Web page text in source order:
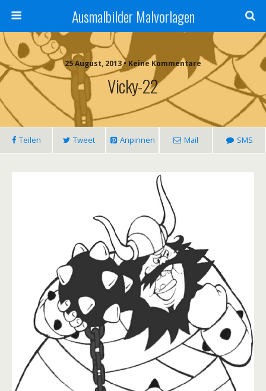
Ausmalbilder Malvorlagen
25 August, 2013 • Keine Kommentare
Vicky-22
Teilen Tweet Anpinnen Mail SMS